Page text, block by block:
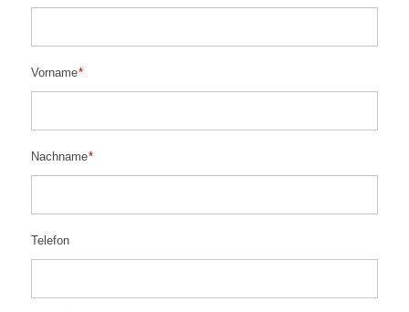
Vorname*
Nachname*
Telefon